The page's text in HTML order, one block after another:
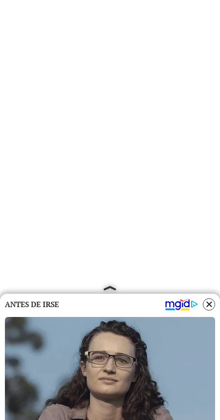
ANTES DE IRSE